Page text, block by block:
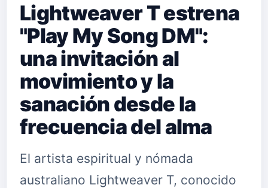
Lightweaver T estrena
"Play My Song DM":
una invitación al
movimiento y la
sanación desde la
frecuencia del alma
El artista espiritual y nómada
australiano Lightweaver T, conocido